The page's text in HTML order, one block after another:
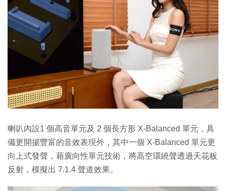
喇叭內設1 個高音單元及 2 個長方形 X-Balanced 單元，具
備更開揚豐富的音效表現外，其中一個 X-Balanced 單元更
向上式發聲，藉廣向性單元技術，將高空環繞聲透過天花板
反射，模擬出 7.1.4 聲道效果。